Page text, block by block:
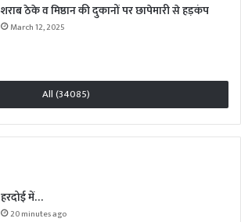
शराब ठेके व मिष्ठान की दुकानों पर छापेमारी से हड़कंप
March 12, 2025
All (34085)
हरदोई में…
20 minutes ago